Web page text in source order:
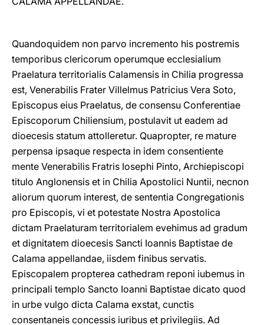
Quandoquidem non parvo incremento his postremis
temporibus clericorum operumque ecclesialium
Praelatura territorialis Calamensis in Chilia progressa
est, Venerabilis Frater Villelmus Patricius Vera Soto,
Episcopus eius Praelatus, de consensu Conferentiae
Episcoporum Chiliensium, postulavit ut eadem ad
dioecesis statum attolleretur. Quapropter, re mature
perpensa ipsaque respecta in idem consentiente
mente Venerabilis Fratris Iosephi Pinto, Archiepiscopi
titulo Anglonensis et in Chilia Apostolici Nuntii, necnon
aliorum quorum interest, de sententia Congregationis
pro Episcopis, vi et potestate Nostra Apostolica
dictam Praelaturam territorialem evehimus ad gradum
et dignitatem dioecesis Sancti Ioannis Baptistae de
Calama appellandae, iisdem finibus servatis.
Episcopalem propterea cathedram reponi iubemus in
principali templo Sancto Ioanni Baptistae dicato quod
in urbe vulgo dicta Calama exstat, cunctis
consentaneis concessis iuribus et privilegiis. Ad